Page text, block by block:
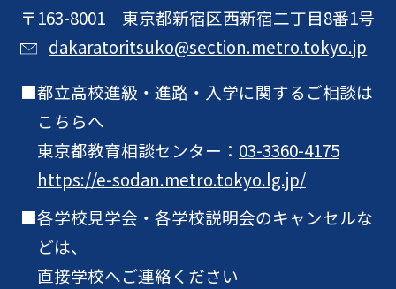
〒163-8001 東京都新宿区西新宿二丁目8番1号
dakaratoritsuko@section.metro.tokyo.jp
都立高校進級・進路・入学に関するご相談は
こちらへ
東京都教育相談センター： 03-3360-4175
https://e-sodan.metro.tokyo.lg.jp/
各学校見学会・各学校説明会のキャンセルな
どは、
直接学校へご連絡ください